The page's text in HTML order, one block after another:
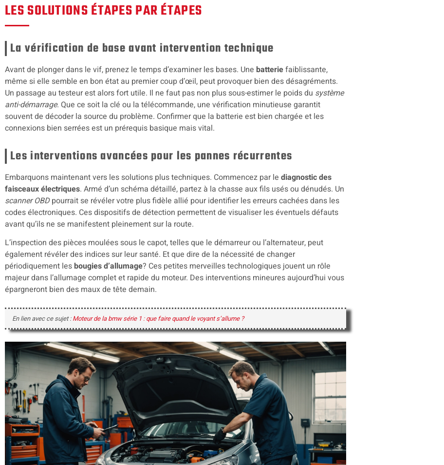
LES SOLUTIONS ÉTAPES PAR ÉTAPES
La vérification de base avant intervention technique
Avant de plonger dans le vif, prenez le temps d’examiner les bases. Une batteriefaiblissante,
même si elle semble en bon état au premier coup d’œil, peut provoquer bien des désagréments.
Un passage au testeur est alors fort utile. Il ne faut pas non plus sous-estimer le poids du système
anti-démarrage. Que ce soit la clé ou la télécommande, une vérification minutieuse garantit
souvent de décoder la source du problème. Confirmer que la batterie est bien chargée et les
connexions bien serrées est un prérequis basique mais vital.
Les interventions avancées pour les pannes récurrentes
Embarquons maintenant vers les solutions plus techniques. Commencez par le diagnostic des
faisceaux électriques. Armé d’un schéma détaillé, partez à la chasse aux fils usés ou dénudés. Un
scanner OBDpourrait se révéler votre plus fidèle allié pour identifier les erreurs cachées dans les
codes électroniques. Ces dispositifs de détection permettent de visualiser les éventuels défauts
avant qu’ils ne se manifestent pleinement sur la route.
L’inspection des pièces moulées sous le capot, telles que le démarreur ou l’alternateur, peut
également révéler des indices sur leur santé. Et que dire de la nécessité de changer
périodiquement les bougies d’allumage? Ces petites merveilles technologiques jouent un rôle
majeur dans l’allumage complet et rapide du moteur. Des interventions mineures aujourd’hui vous
épargneront bien des maux de tête demain.
En lien avec ce sujet :Moteur de la bmw série 1 : que faire quand le voyant s’allume ?